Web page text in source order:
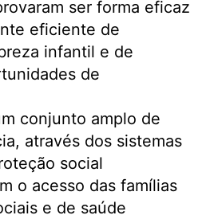
ser forma eficaz
eficiente de
infantil e de
de
conjunto amplo de
através dos sistemas
social
o acesso das famílias
e de saúde